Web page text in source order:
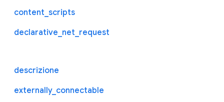
content_scripts
declarative_net_request
descrizione
externally_connectable